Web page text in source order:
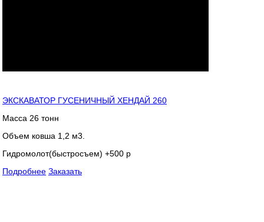
ЭКСКАВАТОР ГУСЕНИЧНЫЙ ХЕНДАЙ 260
Масса 26 тонн
Объем ковша 1,2 м3.
Гидромолот(быстросъем) +500 р
Подробнее Заказать